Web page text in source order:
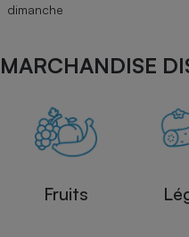
dimanche
MARCHANDISE
Fruits